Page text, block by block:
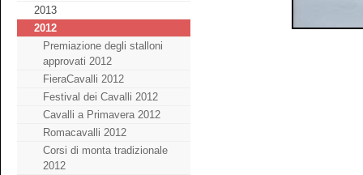
2013
2012
Premiazione degli stalloni
approvati 2012
FieraCavalli 2012
Festival dei Cavalli 2012
Cavalli a Primavera 2012
Romacavalli 2012
Corsi di monta tradizionale
2012